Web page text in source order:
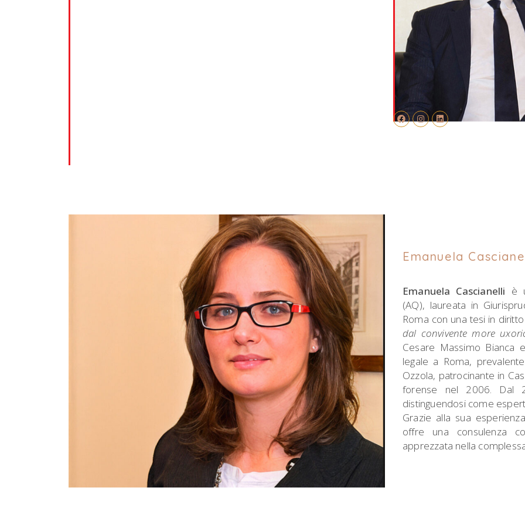
Emanuela
Emanuela Cascianelli è
(AQ), laureata in
Roma con una tesi in
dal convivente more
Cesare Massimo Bianca
legale a Roma,
Ozzola, patrocinante in
forense nel 2006. Dal
distinguendosi come
Grazie alla sua
offre una consulenza
apprezzata nella